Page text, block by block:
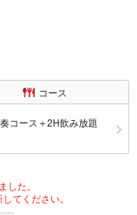
コース
コース＋2H飲み放題
した。
てください。